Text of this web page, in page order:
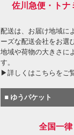
佐川急便・トナ
配送は、お届け地域に
ーズな配送会社をお選
地域や荷物の大きさに
す。
▶詳しくはこちらをご
■ ゆうパケット
全国一